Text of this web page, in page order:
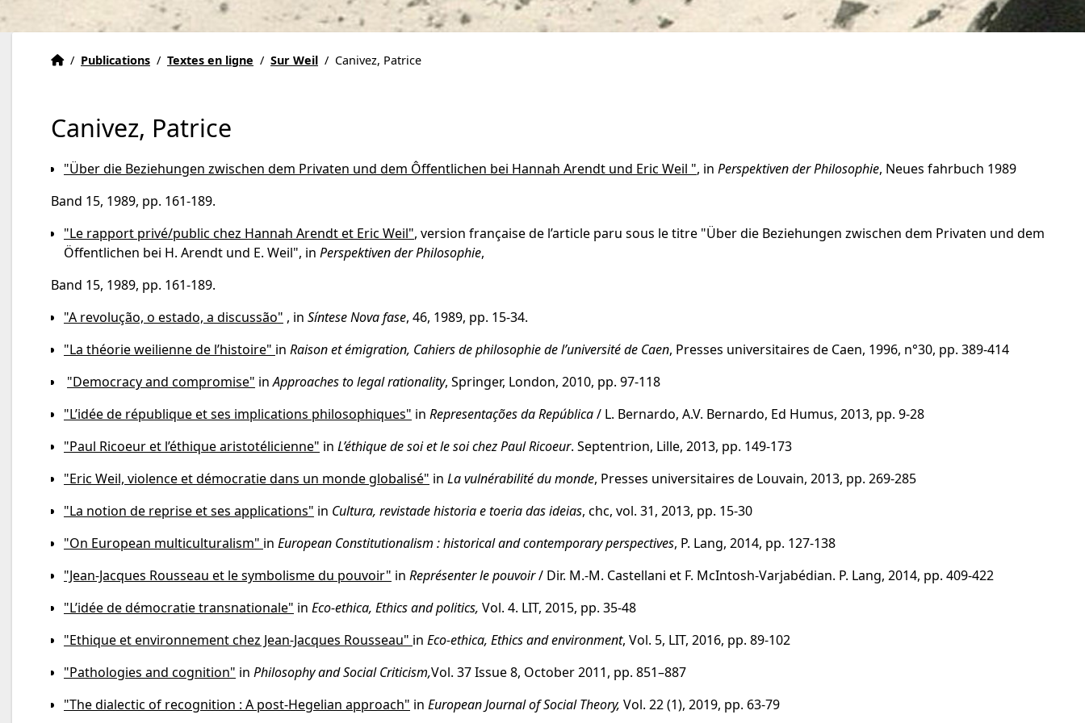
Institut Eric Weil
Accueil
/ Publications / Textes en ligne / Sur Weil / Canivez, Patrice
Canivez, Patrice
"Über die Beziehungen zwischen dem Privaten und dem Ôffentlichen bei Hannah Arendt und Eric Weil ", in Perspektiven der Philosophie, Neues fahrbuch 1989
Band 15, 1989, pp. 161-189.
"Le rapport privé/public chez Hannah Arendt et Eric Weil", version française de l’article paru sous le titre "Über die Beziehungen zwischen dem Privaten und dem
Öffentlichen bei H. Arendt und E. Weil", in Perspektiven der Philosophie,
Band 15, 1989, pp. 161-189.
"A revolução, o estado, a discussão" , in Síntese Nova fase, 46, 1989, pp. 15-34.
"La théorie weilienne de l’histoire" in Raison et émigration, Cahiers de philosophie de l’université de Caen, Presses universitaires de Caen, 1996, n°30, pp. 389-414
"Democracy and compromise" inApproaches to legal rationality, Springer, London, 2010, pp. 97-118
"L’idée de république et ses implications philosophiques" in Representações da República/ L. Bernardo, A.V. Bernardo, Ed Humus, 2013, pp. 9-28
"Paul Ricoeur et l’éthique aristotélicienne" in L’éthique de soi et le soi chez Paul Ricoeur. Septentrion, Lille, 2013, pp. 149-173
"Eric Weil, violence et démocratie dans un monde globalisé" in La vulnérabilité du monde, Presses universitaires de Louvain, 2013, pp. 269-285
"La notion de reprise et ses applications" in Cultura, revistade historia e toeria das ideias, chc, vol. 31, 2013, pp. 15-30
"On European multiculturalism" in European Constitutionalism : historical and contemporary perspectives, P. Lang, 2014, pp. 127-138
"Jean-Jacques Rousseau et le symbolisme du pouvoir" in Représenter le pouvoir/ Dir. M.-M. Castellani et F. McIntosh-Varjabédian. P. Lang, 2014, pp. 409-422
"L’idée de démocratie transnationale" in Eco-ethica, Ethics and politics, Vol. 4. LIT, 2015, pp. 35-48
"Ethique et environnement chez Jean-Jacques Rousseau" in Eco-ethica, Ethics and environment, Vol. 5, LIT, 2016, pp. 89-102
"Pathologies and cognition" in Philosophy and Social Criticism,Vol. 37 Issue 8, October 2011, pp. 851–887
"The dialectic of recognition : A post-Hegelian approach" in European Journal of Social Theory, Vol. 22 (1), 2019, pp. 63-79